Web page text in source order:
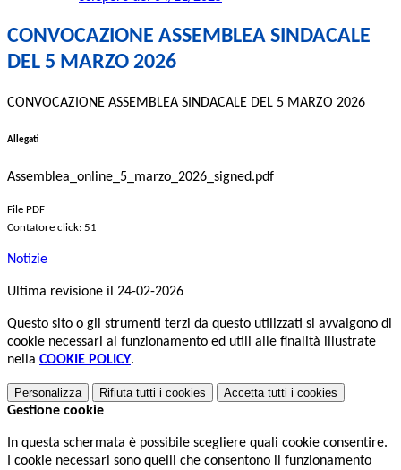
CONVOCAZIONE ASSEMBLEA SINDACALE
DEL 5 MARZO 2026
CONVOCAZIONE ASSEMBLEA SINDACALE DEL 5 MARZO 2026
Allegati
Assemblea_online_5_marzo_2026_signed.pdf
File PDF
Contatore click: 51
Notizie
Ultima revisione il 24-02-2026
Questo sito o gli strumenti terzi da questo utilizzati si avvalgono di
cookie necessari al funzionamento ed utili alle finalità illustrate
nella COOKIE POLICY.
Personalizza Rifiuta tutti i cookies Accetta tutti i cookies
Gestione cookie
In questa schermata è possibile scegliere quali cookie consentire.
I cookie necessari sono quelli che consentono il funzionamento